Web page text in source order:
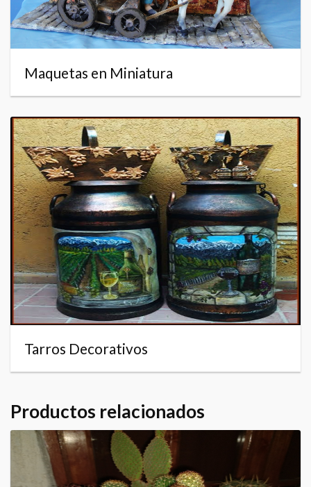
Maquetas en Miniatura
Tarros Decorativos
Productos relacionados